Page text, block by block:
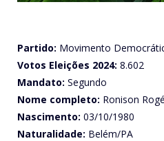
Partido: Movimento
Votos Eleições 2024: 8.602
Mandato: Segundo
Nome completo: Ronison
Nascimento: 03/10/1980
Naturalidade: Belém/PA